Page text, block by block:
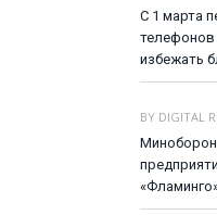
С 1 марта
телефонов
избежать
BY DIGITAL